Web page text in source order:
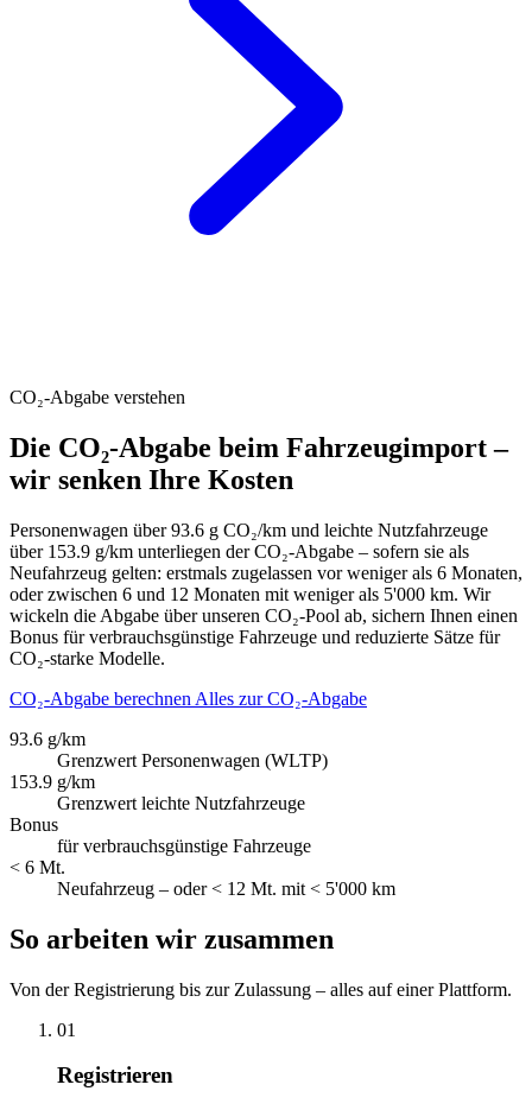
CO₂-Abgabe verstehen
Die CO₂-Abgabe beim Fahrzeugimport –
wir senken Ihre Kosten
Personenwagen über 93.6 g CO₂/km und leichte Nutzfahrzeuge
über 153.9 g/km unterliegen der CO₂-Abgabe – sofern sie als
Neufahrzeug gelten: erstmals zugelassen vor weniger als 6 Monaten,
oder zwischen 6 und 12 Monaten mit weniger als 5'000 km. Wir
wickeln die Abgabe über unseren CO₂-Pool ab, sichern Ihnen einen
Bonus für verbrauchsgünstige Fahrzeuge und reduzierte Sätze für
CO₂-starke Modelle.
CO₂-Abgabe berechnen Alles zur CO₂-Abgabe
93.6 g/km
Grenzwert Personenwagen (WLTP)
153.9 g/km
Grenzwert leichte Nutzfahrzeuge
Bonus
für verbrauchsgünstige Fahrzeuge
< 6 Mt.
Neufahrzeug – oder < 12 Mt. mit < 5'000 km
So arbeiten wir zusammen
Von der Registrierung bis zur Zulassung – alles auf einer Plattform.
01
Registrieren